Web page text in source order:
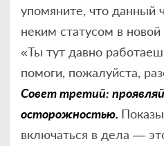
упомяните, что данный
неким статусом в
«Ты тут давно
помоги, пожалуйста,
Совет третий:
осторожностью.
включаться в дела —